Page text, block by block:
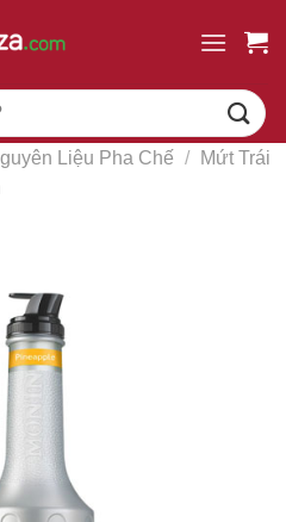
Liệu Pha Chế /
Mứt Trái